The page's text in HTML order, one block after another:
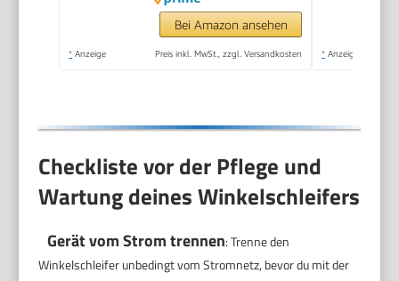
Bei Amazon ansehen
* Anzeige Preis inkl. MwSt., zzgl. Versandkosten * Anzeige
Checkliste vor der Pflege und
Wartung deines Winkelschleifers
Gerät vom Strom trennen: Trenne den
Winkelschleifer unbedingt vom Stromnetz, bevor du mit der